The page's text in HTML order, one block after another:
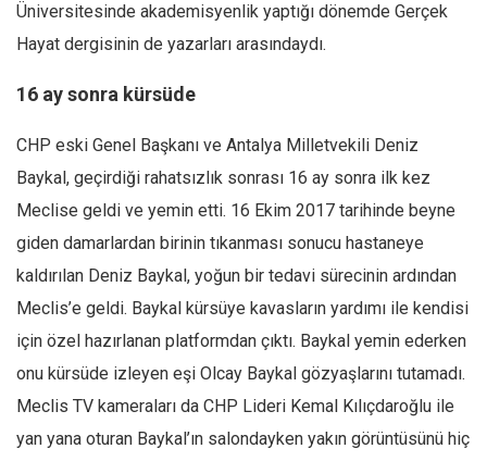
Amina S. Jenenkovic
Bağdagül Öz
Esra Elönü
Bu Sayı
Tüm Sayılar
Kategoriler
Kültür Sanat
Kitap
Ekonomi
Üniversitesinde akademisyenlik yaptığı dönemde Gerçek
Hayat dergisinin de yazarları arasındaydı.
16 ay sonra kürsüde
CHP eski Genel Başkanı ve Antalya Milletvekili Deniz
Baykal, geçirdiği rahatsızlık sonrası 16 ay sonra ilk kez
Meclise geldi ve yemin etti. 16 Ekim 2017 tarihinde beyne
giden damarlardan birinin tıkanması sonucu hastaneye
kaldırılan Deniz Baykal, yoğun bir tedavi sürecinin ardından
Meclis’e geldi. Baykal kürsüye kavasların yardımı ile kendisi
için özel hazırlanan platformdan çıktı. Baykal yemin ederken
onu kürsüde izleyen eşi Olcay Baykal gözyaşlarını tutamadı.
Meclis TV kameraları da CHP Lideri Kemal Kılıçdaroğlu ile
yan yana oturan Baykal’ın salondayken yakın görüntüsünü hiç